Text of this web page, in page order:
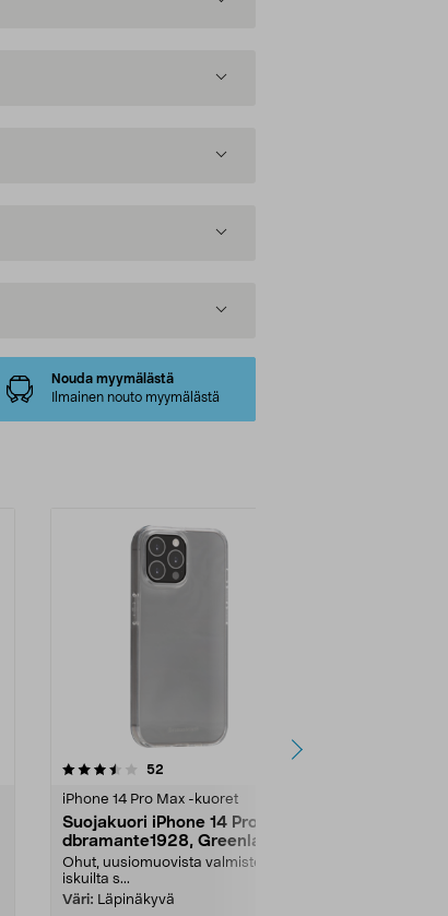
Nouda myymälästä
Ilmainen nouto myymälästä
52
iPhone 14 Pro Max -kuoret
Suojakuori iPhone 14 Pro Max
dbramante1928, Greenland
Ohut, uusiomuovista valmistettu ja
iskuilta s...
Väri: Läpinäkyvä
4.0 viidestä